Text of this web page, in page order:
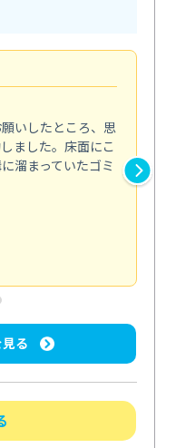
いしたところ、思
ました。床面にこ
溜まっていたゴミ
る